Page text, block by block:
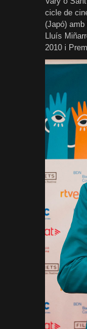
cicle de
(Japó) amb
Lluís
2010 i